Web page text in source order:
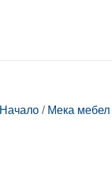
Начало / Мека мебел